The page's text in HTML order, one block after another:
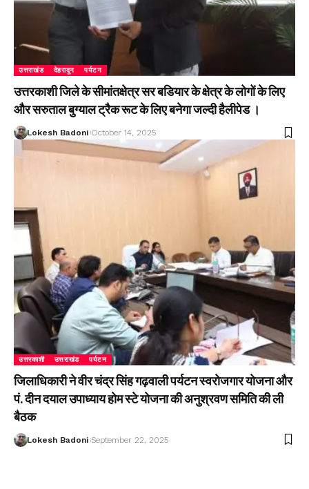
उत्तराखंड देहरादून पर्यटन
उत्तरकाशी जिले के सीमांतक्षेत्र सर बडियार के क्षेत्र के लोगों के लिए
और सरुताल बुग्याल ट्रैक रूट के लिए बनेगा जल्दी हैलीपेड ।
Lokesh Badoni October 14, 2025
उत्तरकाशी उत्तराखंड पर्यटन
जिलाधिकारी ने वीर चंद्र सिंह गढ़वाली पर्यटन स्वरोजगार योजना और
पं. दीन दयाल उपाध्याय होम स्टे योजना की अनुश्रवण समिति की ली
बैठक
Lokesh Badoni September 22, 2025